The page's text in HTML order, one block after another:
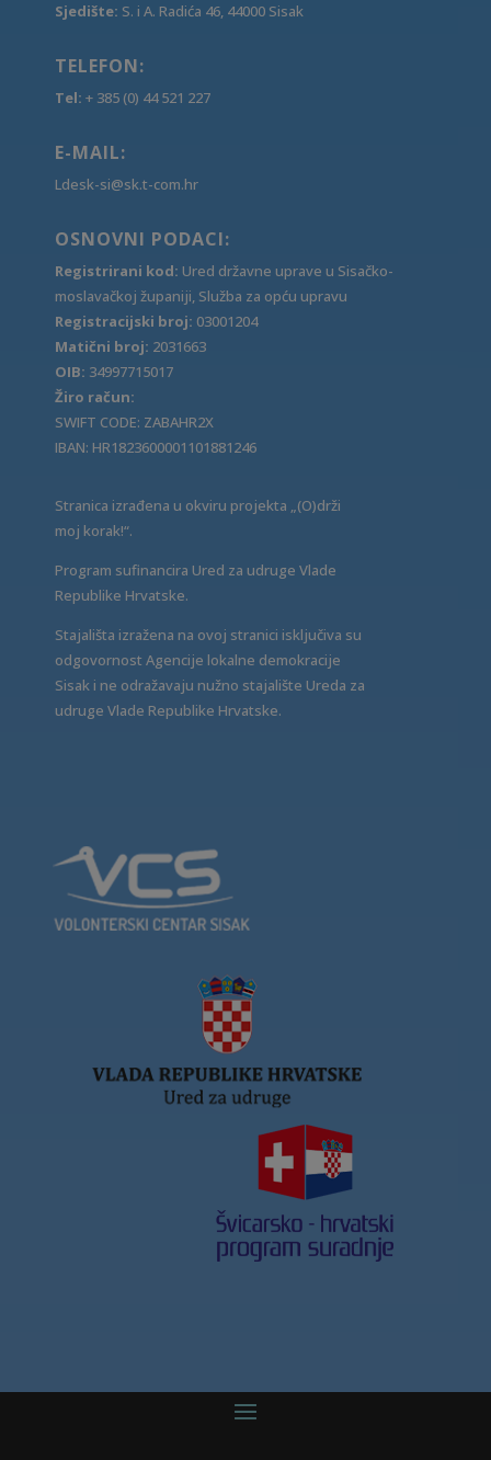
Sjedište: S. i A. Radića 46, 44000 Sisak
TELEFON:
Tel: + 385 (0) 44 521 227
E-MAIL:
Ldesk-si@sk.t-com.hr
OSNOVNI PODACI:
Registrirani kod: Ured državne uprave u Sisačko-
moslavačkoj županiji, Služba za opću upravu
Registracijski broj: 03001204
Matični broj: 2031663
OIB: 34997715017
Žiro račun:
SWIFT CODE: ZABAHR2X
IBAN: HR1823600001101881246
Stranica izrađena u okviru projekta „(O)drži
moj korak!“.
Program sufinancira Ured za udruge Vlade
Republike Hrvatske.
Stajališta izražena na ovoj stranici isključiva su
odgovornost Agencije lokalne demokracije
Sisak i ne odražavaju nužno stajalište Ureda za
udruge Vlade Republike Hrvatske.